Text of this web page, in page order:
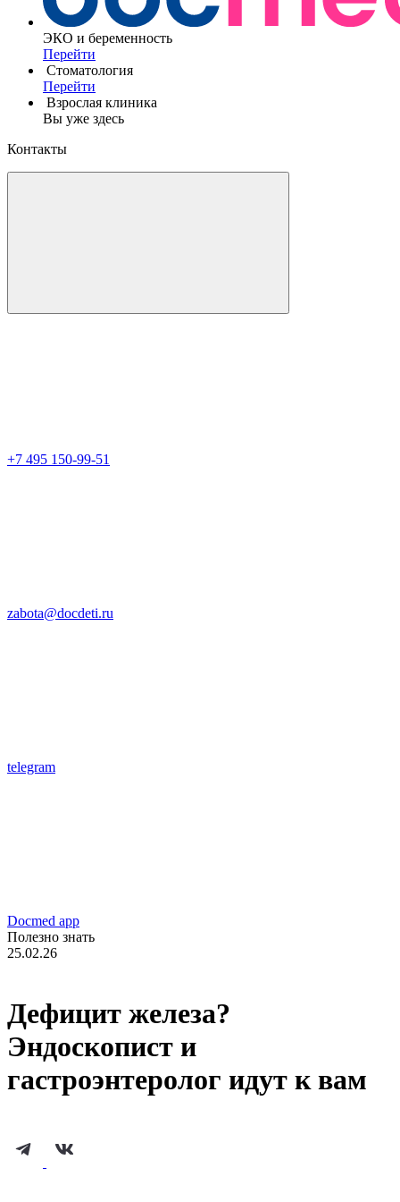
ЭКО и беременность
Перейти
Стоматология
Перейти
Взрослая клиника
Вы уже здесь
Контакты
+7 495 150-99-51
zabota@docdeti.ru
telegram
Docmed app
Полезно знать
25.02.26
Дефицит железа?
Эндоскопист и
гастроэнтеролог идут к вам